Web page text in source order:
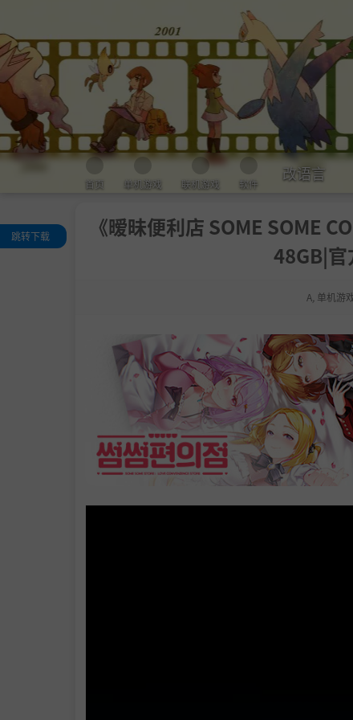
首页 单机游戏 联机游戏 软件
改语言
《暧昧便利店 SOME SOME
48GB|
A, 单机游
跳转下载